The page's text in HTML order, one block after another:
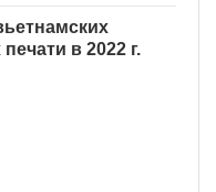
печати в 2022 г.